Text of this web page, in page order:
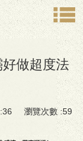
做超度法
瀏覽次數 :59